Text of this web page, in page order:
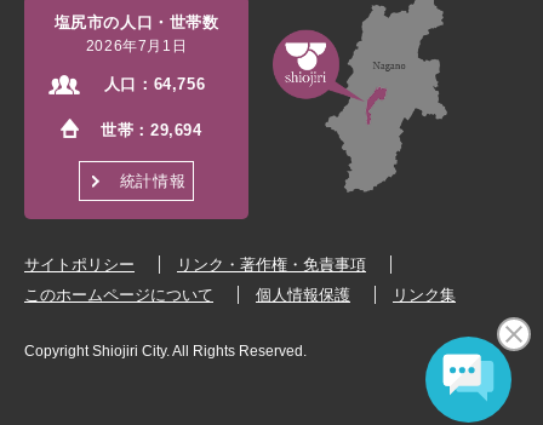
塩尻市の人口・世帯数
2026年7月1日
人口： 64,756
世帯：29,694
統計情報
サイトポリシー
リンク・著作権・免責事項
このホームページについて
個人情報保護 リンク集
Copyright Shiojiri City. All Rights Reserved.